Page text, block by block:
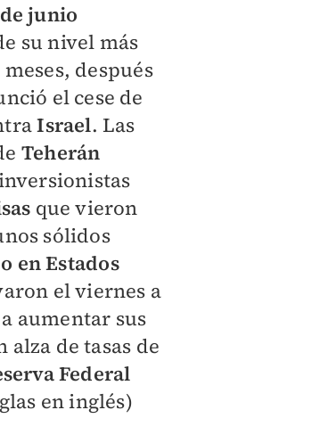
junio
su nivel más
después
el cese de
Israel. Las
Teherán
que vieron
sólidos
en Estados
el viernes a
aumentar sus
alza de tasas de
Federal
en inglés)